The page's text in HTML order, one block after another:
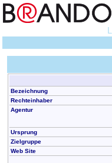
Bezeichnung
Rechteinhaber
Agentur
Ursprung
Zielgruppe
Web Site